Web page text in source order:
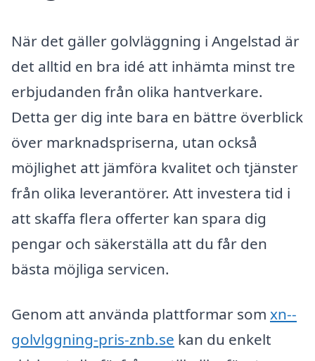
När det gäller golvläggning i Angelstad är
det alltid en bra idé att inhämta minst tre
erbjudanden från olika hantverkare.
Detta ger dig inte bara en bättre överblick
över marknadspriserna, utan också
möjlighet att jämföra kvalitet och tjänster
från olika leverantörer. Att investera tid i
att skaffa flera offerter kan spara dig
pengar och säkerställa att du får den
bästa möjliga servicen.
Genom att använda plattformar som xn--
golvlggning-pris-znb.se kan du enkelt